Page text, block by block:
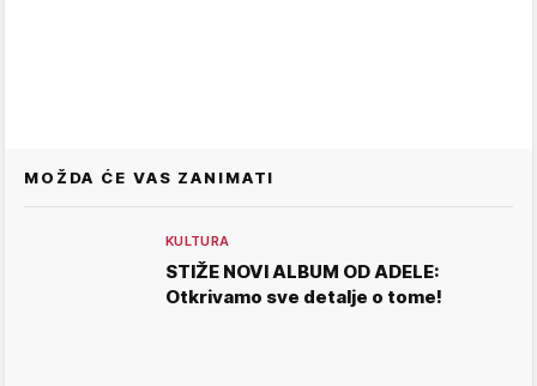
MOŽDA ĆE VAS ZANIMATI
KULTURA
STIŽE NOVI ALBUM OD ADELE:
Otkrivamo sve detalje o tome!